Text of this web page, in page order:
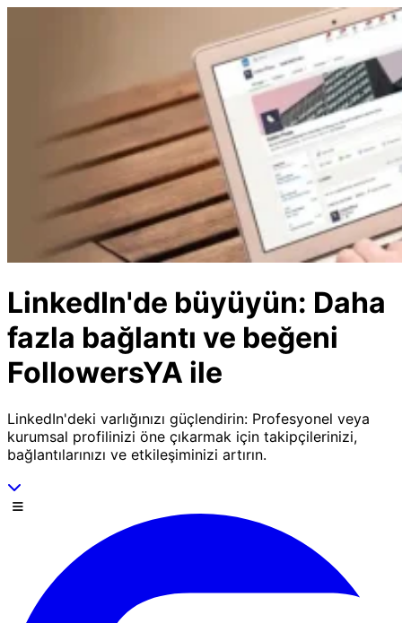
LinkedIn'de büyüyün: Daha
fazla bağlantı ve beğeni
FollowersYA ile
LinkedIn'deki varlığınızı güçlendirin: Profesyonel veya
kurumsal profilinizi öne çıkarmak için takipçilerinizi,
bağlantılarınızı ve etkileşiminizi artırın.
Aşağı kaydır